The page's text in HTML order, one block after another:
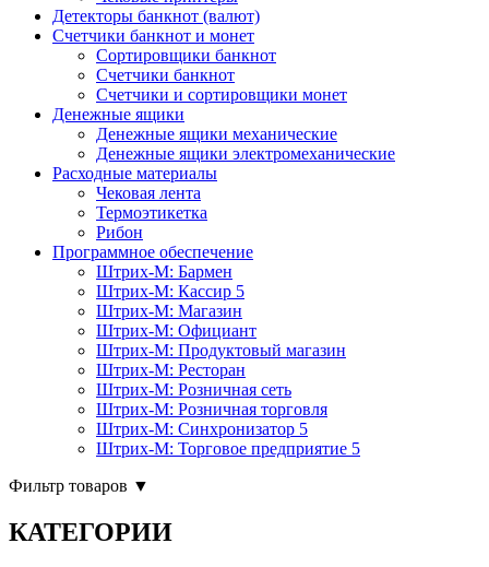
Детекторы банкнот (валют)
Счетчики банкнот и монет
Сортировщики банкнот
Счетчики банкнот
Счетчики и сортировщики монет
Денежные ящики
Денежные ящики механические
Денежные ящики электромеханические
Расходные материалы
Чековая лента
Термоэтикетка
Рибон
Программное обеспечение
Штрих-М: Бармен
Штрих-М: Кассир 5
Штрих-М: Магазин
Штрих-М: Официант
Штрих-М: Продуктовый магазин
Штрих-М: Ресторан
Штрих-М: Розничная сеть
Штрих-М: Розничная торговля
Штрих-М: Синхронизатор 5
Штрих-М: Торговое предприятие 5
Фильтр товаров ▼
КАТЕГОРИИ